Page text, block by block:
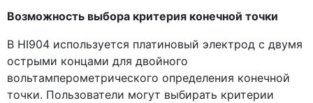
Возможность выбора критерия конечной точки
В HI904 используется платиновый электрод с двумя
острыми концами для двойного
вольтамперометрического определения конечной
точки. Пользователи могут выбирать критерии